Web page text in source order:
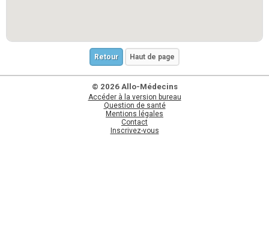
Retour Haut de page
© 2026 Allo-Médecins
Accéder à la version bureau
Question de santé
Mentions légales
Contact
Inscrivez-vous